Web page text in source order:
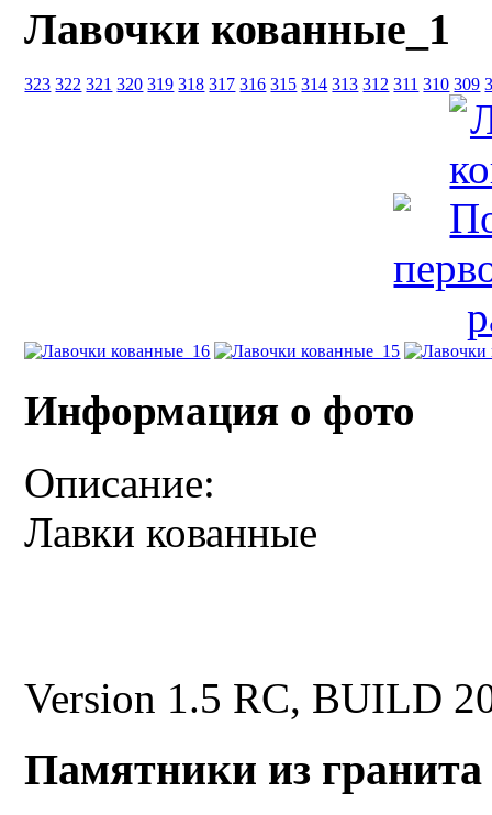
Лавочки кованные_1
323 322 321 320 319 318 317 316 315 314 313 312 311 310 309
Информация о фото
Описание:
Лавки кованные
Version 1.5 RC, BUILD
Памятники из гранита